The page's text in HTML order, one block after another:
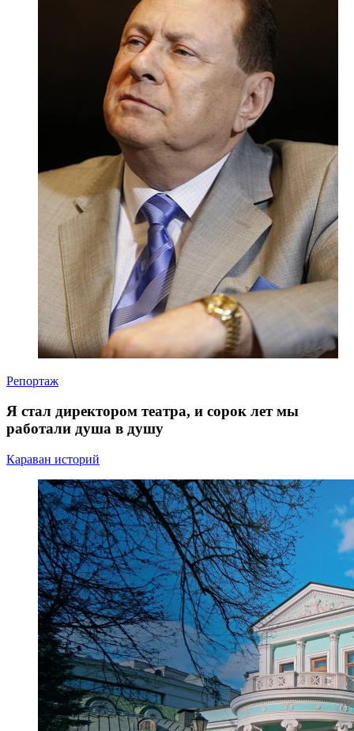
Репортаж
Я стал директором театра, и сорок лет мы
работали душа в душу
Караван историй